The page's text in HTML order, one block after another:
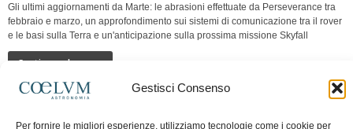
Gestisci Consenso
Per fornire le migliori esperienze, utilizziamo tecnologie come i cookie per
Gli ultimi aggiornamenti da Marte: le abrasioni effettuate da Perseverance tra
febbraio e marzo, un approfondimento sui sistemi di comunicazione tra il rover
e le basi sulla Terra e un'anticipazione sulla prossima missione Skyfall
Continua a leggere